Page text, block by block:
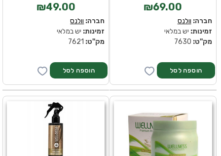
₪49.00
חברה: וולנס
זמינות: יש במלאי
מק''ט:
₪69.00
חברה: וולנס
זמינות: יש במלאי
מק''ט: